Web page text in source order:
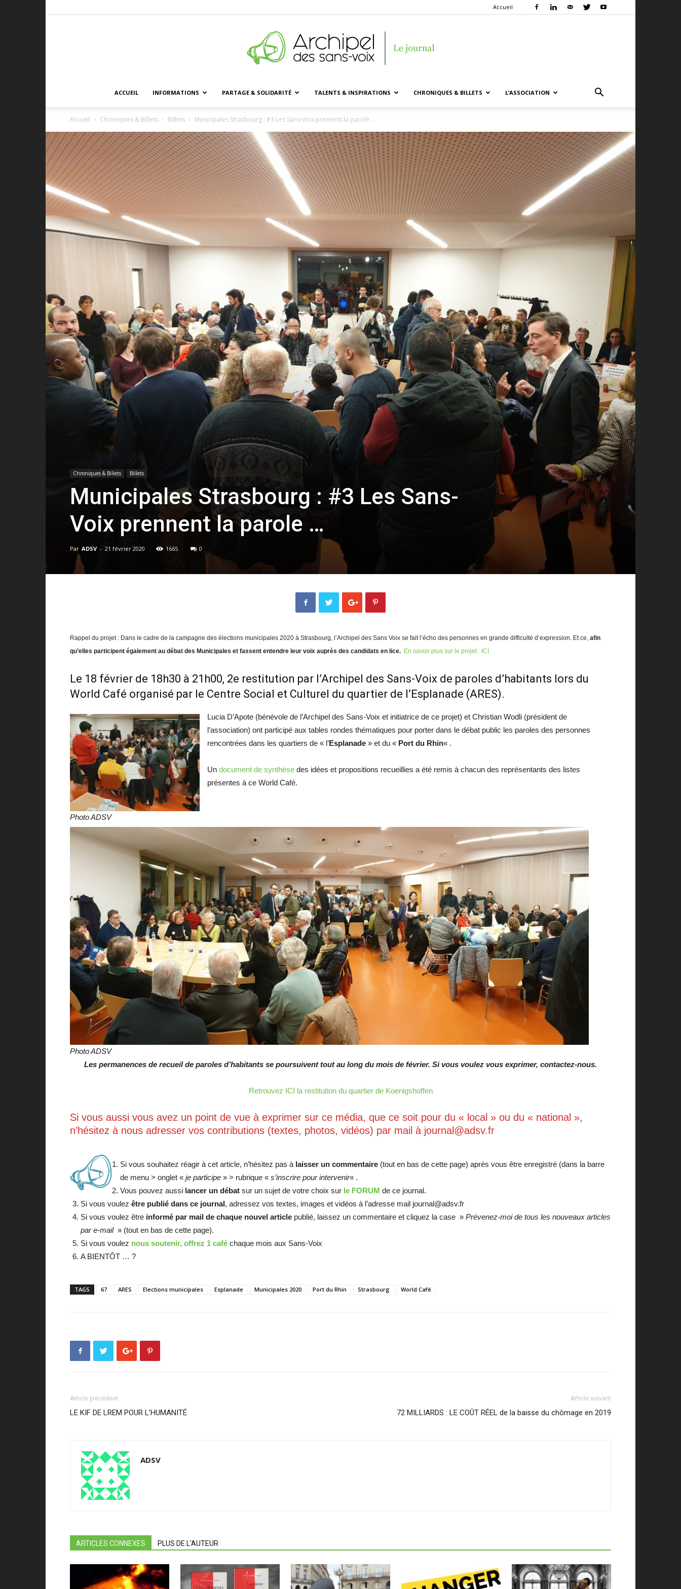
Accueil
des
voix
ACCUEIL INFORMATIONS PARTAGE & SOLIDARITÉ TALENTS & INSPIRATIONS CHRONIQUES & BILLETS L’ASSOCIATION
Accueil Chroniques & Billets Billets Municipales Strasbourg : #3 Les Sans-Voix prennent la parole …
Chroniques & Billets Billets
Municipales Strasbourg : #3 Les Sans-
Voix prennent la parole …
Par ADSV - 21 février 2020 1665 0
Rappel du projet : Dans le cadre de la campagne des élections municipales 2020 à Strasbourg, l’Archipel des Sans Voix se fait l’écho des personnes en grande difficulté d’expression. Et ce, afin
qu’elles participent également au débat des Municipales et fassent entendre leur voix auprès des candidats en lice. En savoir plus sur le projet : ICI
Le 18 février de 18h30 à 21h00, 2e restitution par l’Archipel des Sans-Voix de paroles d’habitants lors du
World Café organisé par le Centre Social et Culturel du quartier de l’Esplanade (ARES).
Photo ADSV
Lucia D’Apote (bénévole de l’Archipel des Sans-Voix et initiatrice de ce projet) et Christian Wodli (président de
l’association) ont participé aux tables rondes thématiques pour porter dans le débat public les paroles des personnes
rencontrées dans les quartiers de « l’Esplanade » et du « Port du Rhin« .
Un document de synthèse des idées et propositions recueillies a été remis à chacun des représentants des listes
présentes à ce World Café.
Photo ADSV
Les permanences de recueil de paroles d’habitants se poursuivent tout au long du mois de février. Si vous voulez vous exprimer, contactez-nous.
Retrouvez ICI la restitution du quartier de Koenigshoffen
Si vous aussi vous avez un point de vue à exprimer sur ce média, que ce soit pour du « local » ou du « national »,
n’hésitez à nous adresser vos contributions (textes, photos, vidéos) par mail à journal@adsv.fr
Si vous souhaitez réagir à cet article, n’hésitez pas à laisser un commentaire (tout en bas de cette page) après vous être enregistré (dans la barre
de menu > onglet « je participe » > rubrique « s’inscrire pour intervenir« .
Vous pouvez aussi lancer un débat sur un sujet de votre choix sur le FORUM de ce journal.
Si vous voulez être publié dans ce journal , adressez vos textes, images et vidéos à l’adresse mail journal@adsv.fr
Si vous voulez être informé par mail de chaque nouvel article publié, laissez un commentaire et cliquez la case » Prévenez-moi de tous les nouveaux articles
par e-mail» (tout en bas de cette page).
Si vous voulez nous soutenir, offrez 1 café chaque mois aux Sans-Voix
A BIENTÔT … ?
TAGS 67 ARES Elections municipales Esplanade Municipales 2020 Port du Rhin Strasbourg World Café
Article précédent
LE KIF DE LREM POUR L’HUMANITÉ
Article suivant
72 MILLIARDS : LE COÛT RÉEL de la baisse du chômage en 2019
ADSV
ARTICLES CONNEXES PLUS DE L'AUTEUR